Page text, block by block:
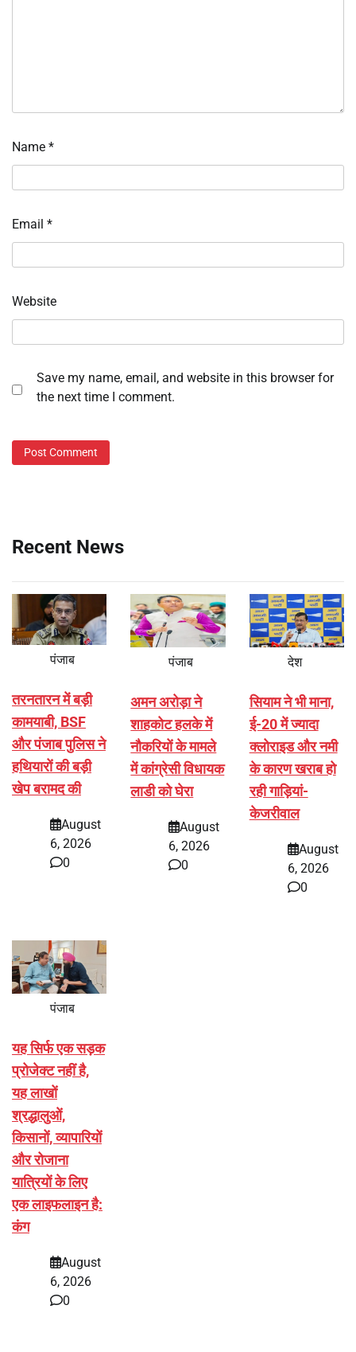
Name *
Email *
Website
Save my name, email, and website in this browser for
the next time I comment.
Recent News
पंजाब
तरनतारन में बड़ी
कामयाबी, BSF
और पंजाब पुलिस ने
हथियारों की बड़ी
खेप बरामद की
August
6, 2026
0
पंजाब
अमन अरोड़ा ने
शाहकोट हलके में
नौकरियों के मामले
में कांग्रेसी विधायक
लाडी को घेरा
August
6, 2026
0
देश
सियाम ने भी माना,
ई-20 में ज्यादा
क्लोराइड और नमी
के कारण खराब हो
रही गाड़ियां-
केजरीवाल
August
6, 2026
0
पंजाब
यह सिर्फ एक सड़क
प्रोजेक्ट नहीं है,
यह लाखों
श्रद्धालुओं,
किसानों, व्यापारियों
और रोजाना
यात्रियों के लिए
एक लाइफलाइन है:
कंग
August
6, 2026
0